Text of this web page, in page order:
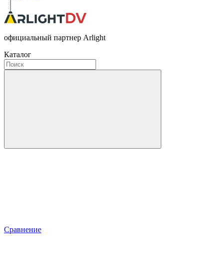
официальный партнер Arlight
Каталог
Сравнение